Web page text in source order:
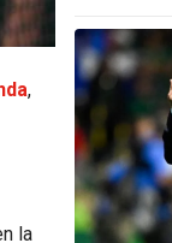
,
la